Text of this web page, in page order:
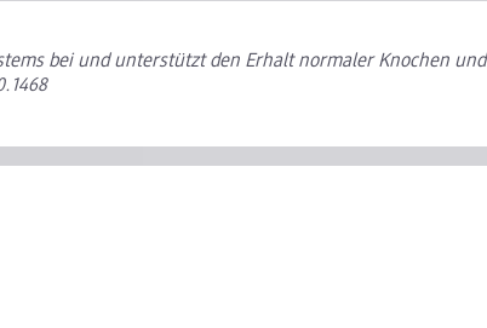
bei und unterstützt den Erhalt normaler Knochen und